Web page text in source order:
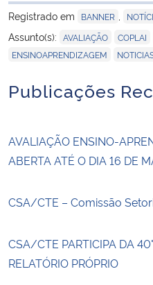
Registrado em
BANNER
Assunto(s): AVALIAÇÃO COPLAI
ENSINOAPRENDIZAGEM
Publicações
AVALIAÇÃO ENSINO-
ABERTA ATÉ O DIA 16 DE
CSA/CTE – Comissão
CSA/CTE PARTICIPA DA
RELATÓRIO PRÓPRIO